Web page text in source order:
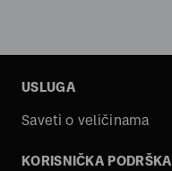
USLUGA
Saveti o veličinama
KORISNIČKA PODRŠKA